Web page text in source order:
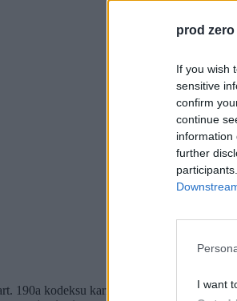
prod zero
If you wish
sensitive
confirm
continue
information
further
I want
190a kodeksu karnego, czyli